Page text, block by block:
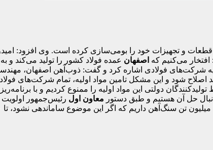
ذوب‌آهن اصفهان در این آیین گفت: ذوب‌آهن اصفهان ۸۰ درصد قطعات و تجهیزات خود را
افتخار می‌کنیم که اصفهان عمده فولاد کشور را تولید می‌کند و
شرکت‌های فولادی اشاره کرد و گفت: ذوب‌آهن اصفهان،
اصلاح شود و این مشکل تامین مواد اولیه، تمام شرکت‌های
دولتی این مواد اولیه را ممنوع کردیم و با
حل آن هستیم و طبق دستور معاون اول رئیس‌جمهور اولویت